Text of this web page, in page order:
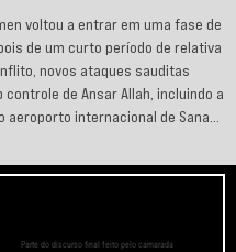
voltou a entrar em uma fase de
de um curto período de relativa
novos ataques sauditas
de Ansar Allah, incluindo a
internacional de Sanaá
as forças iemenitas
marítimo contra a Arábia
a ameaçar instalações e
ao reino. Nos últimos
Parte do discurso final feito pelo camarada